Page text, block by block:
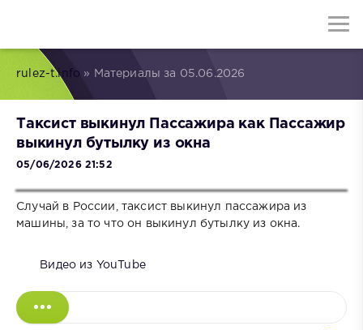
rulez-t.info » Материалы за 05.06.2026
Таксист выкинул Пассажира как Пассажир
выкинул бутылку из окна
05/06/2026 21:52
Случай в России, таксист выкинул пассажира из
машины, за то что он выкинул бутылку из окна.
Видео из YouTube